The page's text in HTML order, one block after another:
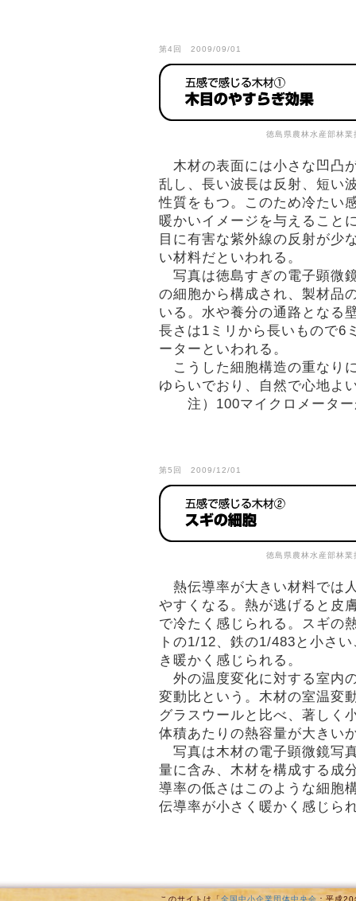
第4回 2009/09/01
徳島県農林水産部林
木材の表面には小さな凹凸
乱し、長い波長は反射、短い
性質をもつ。このため冷たい
暖かいイメージを与えること
目に有害な紫外線の反射が少
い材料だといわれる。
写真は徳島すぎの電子顕微
の細胞から構成され、製材品
いる。水や養分の通路となる
長さは1ミリから長いもので6
ーターといわれる。
こうした細胞構造の重なり
ゆらいでおり、自然で心地よ
注）100マイクロメーター
第5回 2009/12/01
徳島県農林水産部林
熱伝導率が大きい材料では
やすくなる。熱が逃げると皮
で冷たく感じられる。スギの
トの1/12、鉄の1/483と小さ
き暖かく感じられる。
外の温度変化に対する室内
変動比という。木材の室温変
グラスウールと比べ、著しく
体積あたりの熱容量が大きい
写真は木材の電子顕微鏡写
量に含み、木材を構成する成
導率の低さはこのような細胞
伝導率が小さく暖かく感じら
このサイトは「全国中小企業団体中央会 ：平成